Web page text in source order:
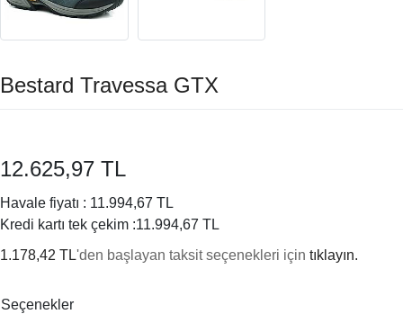
Bestard Travessa GTX
12.625,97 TL
Havale fiyatı : 11.994,67 TL
Kredi kartı tek çekim :11.994,67 TL
1.178,42 TL'den başlayan taksit seçenekleri için tıklayın.
Seçenekler